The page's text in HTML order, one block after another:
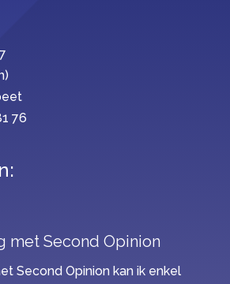
76
met Second Opinion
Second Opinion kan ik enkel